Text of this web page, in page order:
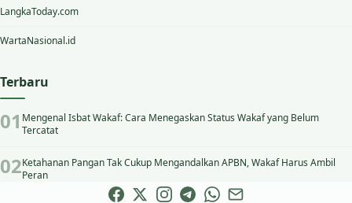
LangkaToday.com
WartaNasional.id
Terbaru
Mengenal Isbat Wakaf: Cara Menegaskan Status Wakaf yang Belum
Tercatat
Ketahanan Pangan Tak Cukup Mengandalkan APBN, Wakaf Harus Ambil
Peran